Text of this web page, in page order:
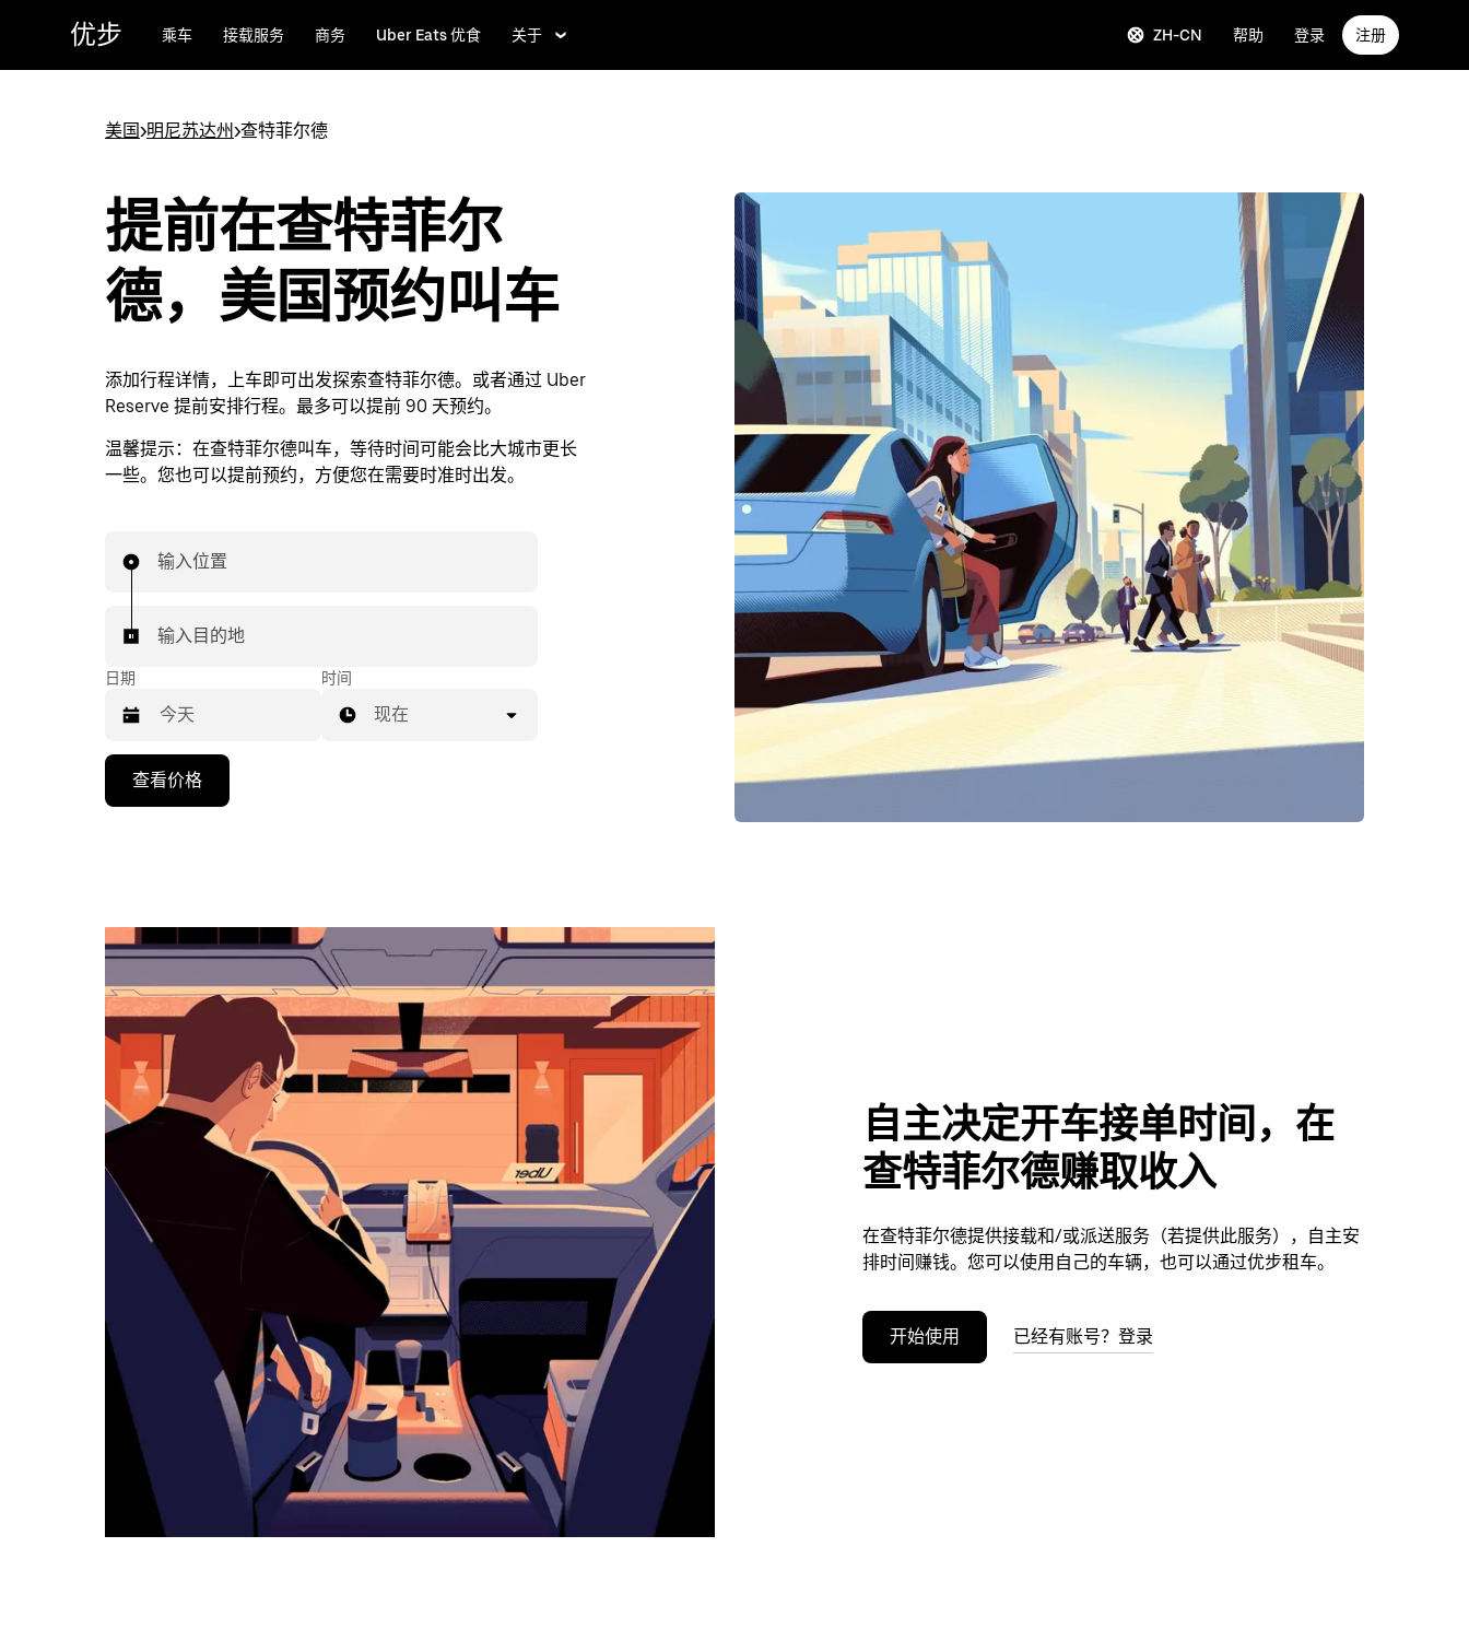
优步 乘车 接载服务 商务 Uber Eats 优食 关于 ZH-CN 帮助 登录 注册
美国>明尼苏达州>查特菲尔德
提前在查特菲尔
德，美国预约叫车
添加行程详情，上车即可出发探索查特菲尔德。或者通过 Uber
Reserve 提前安排行程。最多可以提前 90 天预约。
温馨提示： 在查特菲尔德叫车，等待时间可能会比大城市更长
一些。您也可以提前预约，方便您在需要时准时出发。
输入位置
输入目的地
日期
向
可
浏
览
日
历
择
期。
按
关
闭
日
历。
时间
现在
查看价格
自主决定开车接单时间，在
查特菲尔德赚取收入
在查特菲尔德提供接载和/或派送服务（若提供此服务），自主安
排时间赚钱。您可以使用自己的车辆，也可以通过优步租车。
开始使用 已经有账号？登录